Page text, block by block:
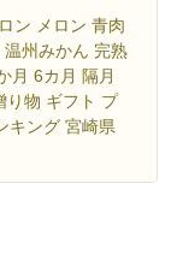
ン メロン 青肉
州みかん 完熟
月 6カ月 隔月
り物 ギフト プ
キング 宮崎県